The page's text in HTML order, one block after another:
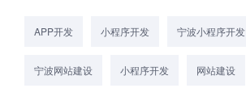
APP开发 小程序开发 宁波小程序开发
宁波网站建设 小程序开发 网站建设